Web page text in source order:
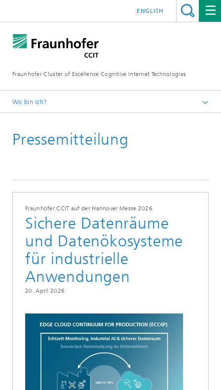
Fraunhofer Cluster of Excellence Cognitive Internet Technologies
ENGLISH
Wo bin ich?
Pressemitteilung
Fraunhofer CCIT auf der Hannover Messe 2026
Sichere Datenräume
und Datenökosysteme
für industrielle
Anwendungen
20. April 2026